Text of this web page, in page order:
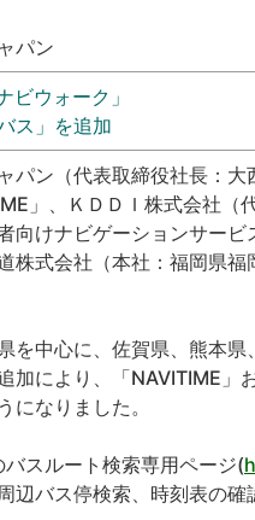
パン
ビウォーク」
ス」を追加
パン（代表取締役社長：
」、ＫＤＤＩ株式会社（
向けナビゲーションサー
株式会社（本社：福岡県
を中心に、佐賀県、熊本
加により、「NAVITIME
になりました。
バスルート検索専用ページ(
辺バス停検索、時刻表の